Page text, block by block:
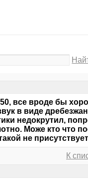
все вроде бы
в виде
недокрутил,
Може кто что
не
К